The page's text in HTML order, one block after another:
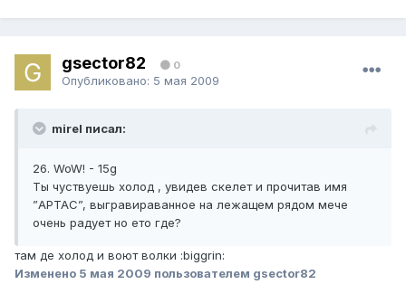
gsector82 0
Опубликовано: 5 мая 2009
mirel писал:
26. WoW! - 15g
Ты чуствуешь холод , увидев скелет и прочитав имя
”АРТАС”, выгравираванное на лежащем рядом мече
очень радует но ето где?
там де холод и воют волки :biggrin:
Изменено 5 мая 2009 пользователем gsector82